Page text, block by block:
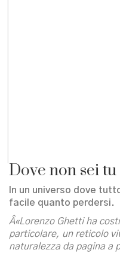
Dove non sei tu
In un universo dove
facile quanto perdersi.
Â«Lorenzo Ghetti ha
particolare, un reticolo
naturalezza da pagina a